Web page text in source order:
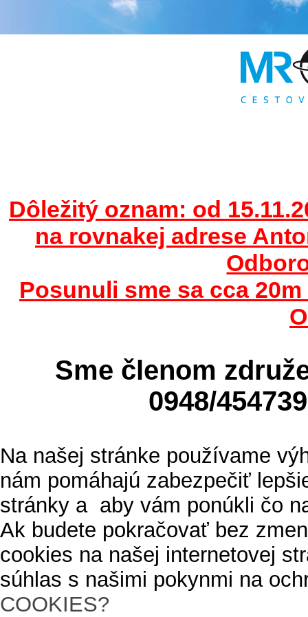
Dôležitý oznam: od
na rovnakej adrese
Posunuli sme sa cca
Sme členom
0948/
Na našej stránke používame
nám pomáhajú zabezpečiť
stránky a aby vám ponúkli čo
Ak budete pokračovať bez
cookies na našej internetovej
súhlas s našimi pokynmi na
COOKIES?